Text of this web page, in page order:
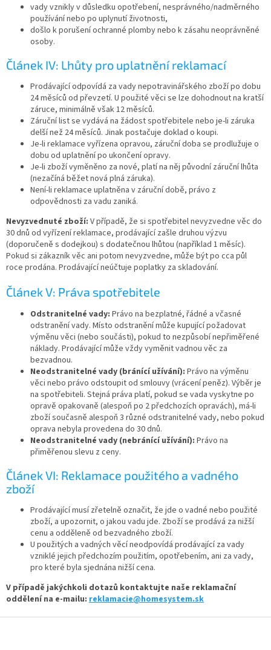
vady vznikly v důsledku opotřebení, nesprávného/nadměrného
používání nebo po uplynutí životnosti,
došlo k porušení ochranné plomby nebo k zásahu neoprávněné
osoby.
Článek IV: Lhůty pro uplatnění reklamací
Prodávající odpovídá za vady nepotravinářského zboží po dobu
24 měsíců od převzetí. U použité věci se lze dohodnout na kratší
záruce, minimálně však 12 měsíců.
Záruční list se vydává na žádost spotřebitele nebo je-li záruka
delší než 24 měsíců. Jinak postačuje doklad o koupi.
Je-li reklamace vyřízena opravou, záruční doba se prodlužuje o
dobu od uplatnění po ukončení opravy.
Je-li zboží vyměněno za nové, platí na něj původní záruční lhůta
(nezačíná běžet nová plná záruka).
Není-li reklamace uplatněna v záruční době, právo z
odpovědnosti za vadu zaniká.
Nevyzvednuté zboží: V případě, že si spotřebitel nevyzvedne věc do
30 dnů od vyřízení reklamace, prodávající zašle druhou výzvu
(doporučeně s dodejkou) s dodatečnou lhůtou (například 1 měsíc).
Pokud si zákazník věc ani potom nevyzvedne, může být po cca půl
roce prodána. Prodávající neúčtuje poplatky za skladování.
Článek V: Práva spotřebitele
Odstranitelné vady: Právo na bezplatné, řádné a včasné
odstranění vady. Místo odstranění může kupující požadovat
výměnu věci (nebo součásti), pokud to nezpůsobí nepřiměřené
náklady. Prodávající může vždy vyměnit vadnou věc za
bezvadnou.
Neodstranitelné vady (bránící užívání): Právo na výměnu
věci nebo právo odstoupit od smlouvy (vrácení peněz). Výběr je
na spotřebiteli. Stejná práva platí, pokud se vada vyskytne po
opravě opakovaně (alespoň po 2 předchozích opravách), má-li
zboží současně alespoň 3 různé odstranitelné vady, nebo pokud
oprava nebyla provedena do 30 dnů.
Neodstranitelné vady (nebránící užívání): Právo na
přiměřenou slevu z ceny.
Článek VI: Reklamace použitého a vadného
zboží
Prodávající musí zřetelně označit, že jde o vadné nebo použité
zboží, a upozornit, o jakou vadu jde. Zboží se prodává za nižší
cenu a odděleně od bezvadného zboží.
U použitých a vadných věcí neodpovídá prodávající za vady
vzniklé jejich předchozím použitím, opotřebením, ani za vady,
pro které byla sjednána nižší cena.
V případě jakýchkoli dotazů kontaktujte naše reklamační
oddělení na e-mailu: reklamacie@homesystem.sk